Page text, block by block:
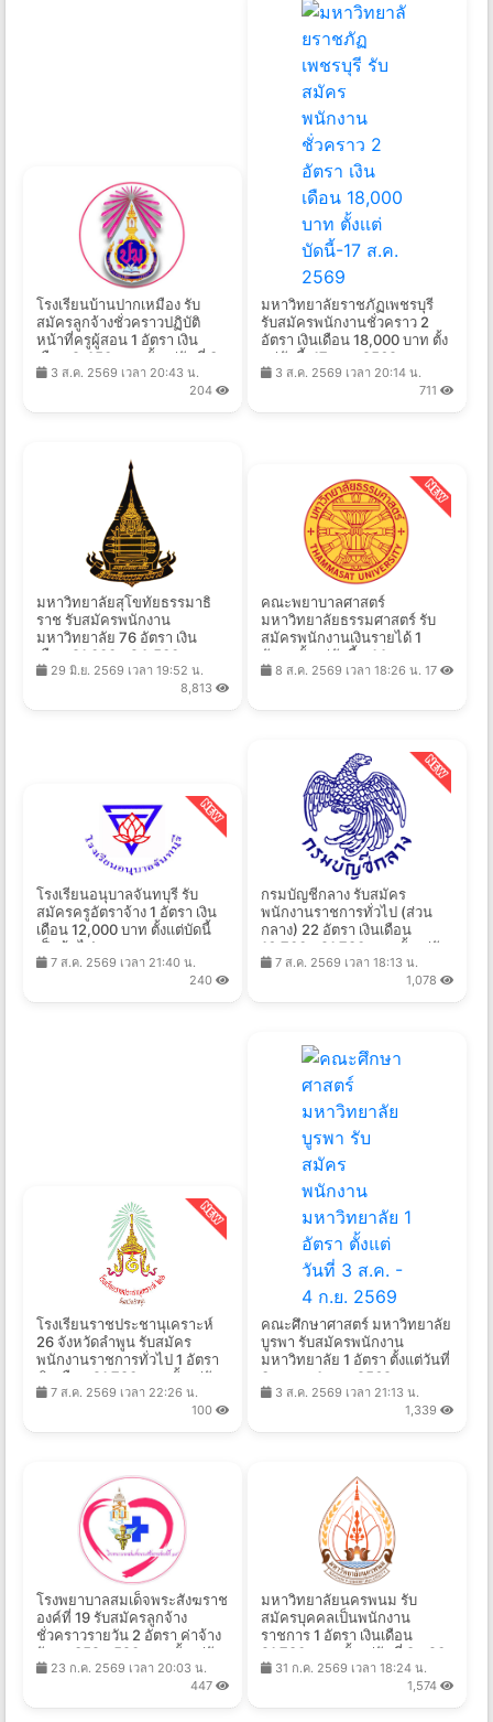
โรงเรียนบ้านปากเหมือง รับ
สมัครลูกจ้างชั่วคราวปฏิบัติ
หน้าที่ครูผู้สอน 1 อัตรา เงิน
เดือน 9,450 บาท ตั้งแต่วันที่ 3-
14 ส.ค. 2569
3 ส.ค. 2569 เวลา 20:43 น.
204
มหาวิทยาลัยราชภัฏเพชรบุรี
รับสมัครพนักงานชั่วคราว 2
อัตรา เงินเดือน 18,000 บาท ตั้ง
เเต่บัดนี้-17 ส.ค. 2569
3 ส.ค. 2569 เวลา 20:14 น.
711
มหาวิทยาลัยสุโขทัยธรรมาธิ
ราช รับสมัครพนักงาน
มหาวิทยาลัย 76 อัตรา เงิน
เดือน 21,000 - 24,500 บาท
ตั้งแต่บัดนี้ - 16 ก.ค. 2569
29 มิ.ย. 2569 เวลา 19:52 น.
8,813
คณะพยาบาลศาสตร์
มหาวิทยาลัยธรรมศาสตร์ รับ
สมัครพนักงานเงินรายได้ 1
อัตรา ตั้งแต่บัดนี้ - 14 ส.ค.
2569
8 ส.ค. 2569 เวลา 18:26 น. 17
โรงเรียนอนุบาลจันทบุรี รับ
สมัครครูอัตราจ้าง 1 อัตรา เงิน
เดือน 12,000 บาท ตั้งแต่บัดนี้
เป็นต้นไป
7 ส.ค. 2569 เวลา 21:40 น.
240
กรมบัญชีกลาง รับสมัคร
พนักงานราชการทั่วไป (ส่วน
กลาง) 22 อัตรา เงินเดือน
16,700 - 21,780 บาท ตั้งแต่วัน
ที่ 24 ส.ค. - 4 ก.ย. 2569
7 ส.ค. 2569 เวลา 18:13 น.
1,078
โรงเรียนราชประชานุเคราะห์
26 จังหวัดลำพูน รับสมัคร
พนักงานราชการทั่วไป 1 อัตรา
เงินเดือน 21,780 บาท ตั้งแต่วัน
ที่ 14-20 ส.ค. 2569
7 ส.ค. 2569 เวลา 22:26 น.
100
คณะศึกษาศาสตร์ มหาวิทยาลัย
บูรพา รับสมัครพนักงาน
มหาวิทยาลัย 1 อัตรา ตั้งแต่วันที่
3 ส.ค. - 4 ก.ย. 2569
3 ส.ค. 2569 เวลา 21:13 น.
1,339
โรงพยาบาลสมเด็จพระสังฆราช
องค์ที่ 19 รับสมัครลูกจ้าง
ชั่วคราวรายวัน 2 อัตรา ค่าจ้าง
วันละ 352 - 520 บาท ตั้งแต่วัน
ที่ 3 - 11 ส.ค. 2569
23 ก.ค. 2569 เวลา 20:03 น.
447
มหาวิทยาลัยนครพนม รับ
สมัครบุคคลเป็นพนักงาน
ราชการ 1 อัตรา เงินเดือน
21,780 บาท ตั้งแต่วันที่ 8 - 20
ส.ค. 2569
31 ก.ค. 2569 เวลา 18:24 น.
1,574